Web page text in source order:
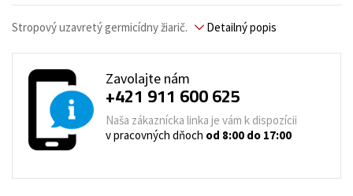
Stropový uzavretý germicídny žiarič. Detailný popis
Zavolajte nám
+421 911 600 625
Naša zákaznícka linka je vám k dispozícii
v pracovných dňoch od 8:00 do 17:00